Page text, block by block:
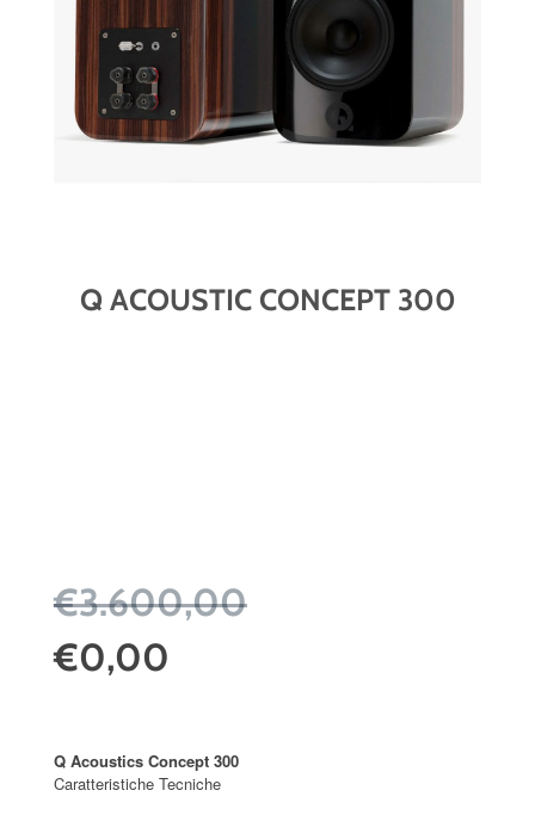
Q ACOUSTIC CONCEPT 300
€3.600,00
€0,00
Q Acoustics Concept 300
Caratteristiche Tecniche